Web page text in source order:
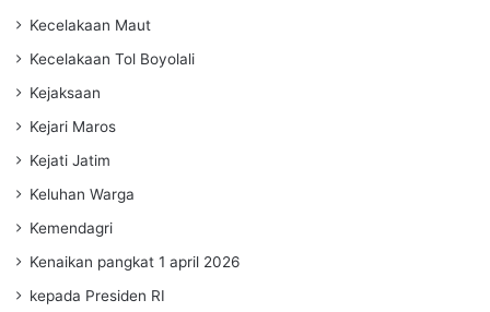
Kecelakaan Maut
Kecelakaan Tol Boyolali
Kejaksaan
Kejari Maros
Kejati Jatim
Keluhan Warga
Kemendagri
Kenaikan pangkat 1 april 2026
kepada Presiden RI